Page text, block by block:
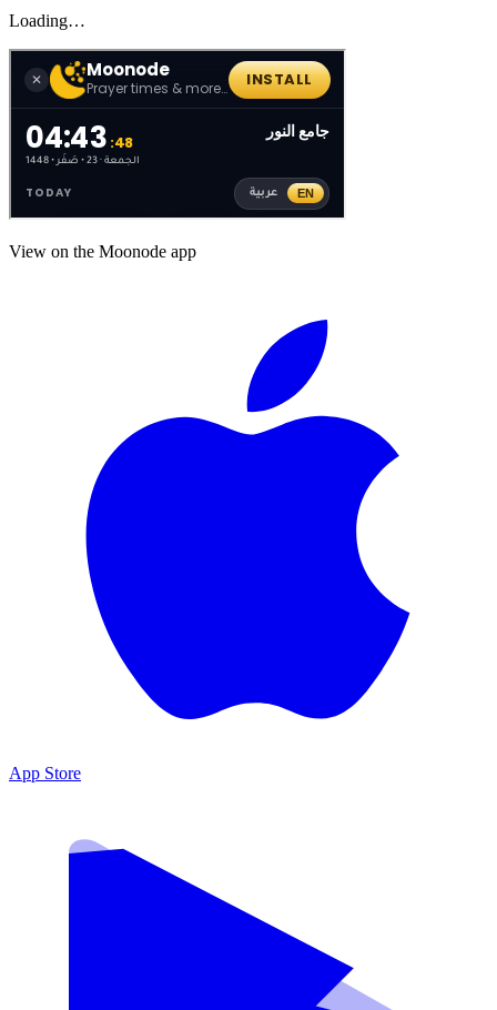
Loading…
View on the Moonode app
App Store